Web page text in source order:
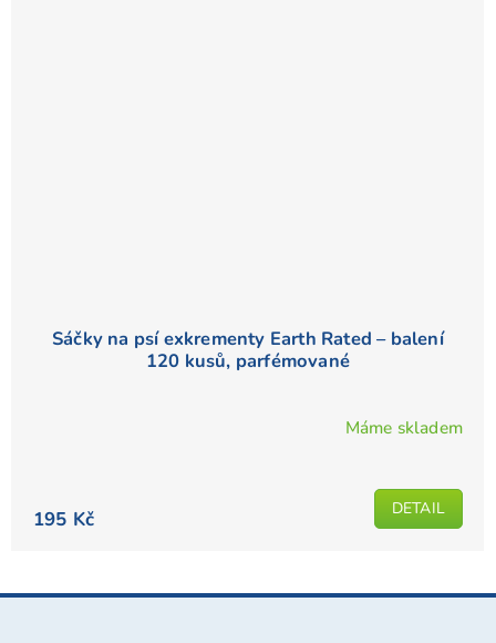
Sáčky na psí exkrementy Earth Rated – balení
120 kusů, parfémované
je
5
Máme skladem
195 Kč DETAIL
Z